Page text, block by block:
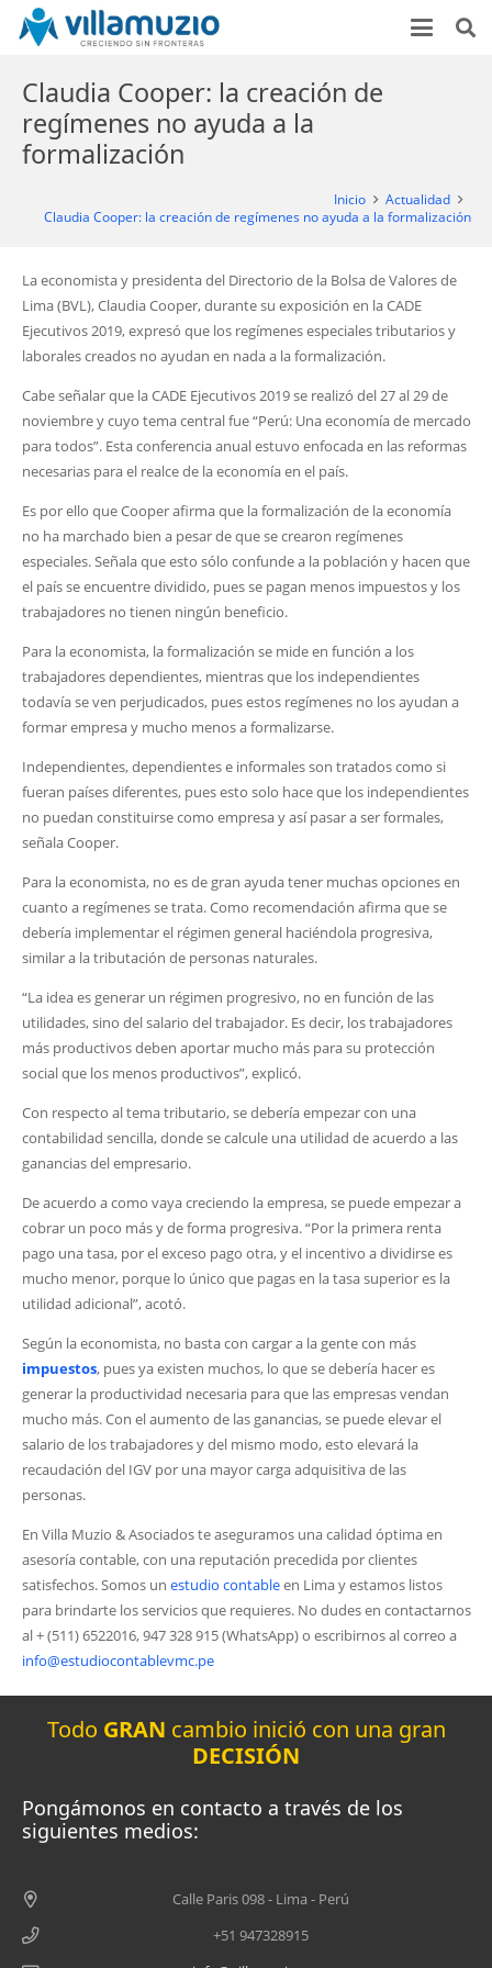
Claudia Cooper: la creación de
regímenes no ayuda a la
formalización
Inicio
Actualidad
Claudia Cooper: la creación de regímenes no ayuda a la formalización
La economista y presidenta del Directorio de la Bolsa de Valores de
Lima (BVL), Claudia Cooper, durante su exposición en la CADE
Ejecutivos 2019, expresó que los regímenes especiales tributarios y
laborales creados no ayudan en nada a la formalización.
Cabe señalar que la CADE Ejecutivos 2019 se realizó del 27 al 29 de
noviembre y cuyo tema central fue “Perú: Una economía de mercado
para todos”. Esta conferencia anual estuvo enfocada en las reformas
necesarias para el realce de la economía en el país.
Es por ello que Cooper afirma que la formalización de la economía
no ha marchado bien a pesar de que se crearon regímenes
especiales. Señala que esto sólo confunde a la población y hacen que
el país se encuentre dividido, pues se pagan menos impuestos y los
trabajadores no tienen ningún beneficio.
Para la economista, la formalización se mide en función a los
trabajadores dependientes, mientras que los independientes
todavía se ven perjudicados, pues estos regímenes no los ayudan a
formar empresa y mucho menos a formalizarse.
Independientes, dependientes e informales son tratados como si
fueran países diferentes, pues esto solo hace que los independientes
no puedan constituirse como empresa y así pasar a ser formales,
señala Cooper.
Para la economista, no es de gran ayuda tener muchas opciones en
cuanto a regímenes se trata. Como recomendación afirma que se
debería implementar el régimen general haciéndola progresiva,
similar a la tributación de personas naturales.
“La idea es generar un régimen progresivo, no en función de las
utilidades, sino del salario del trabajador. Es decir, los trabajadores
más productivos deben aportar mucho más para su protección
social que los menos productivos”, explicó.
Con respecto al tema tributario, se debería empezar con una
contabilidad sencilla, donde se calcule una utilidad de acuerdo a las
ganancias del empresario.
De acuerdo a como vaya creciendo la empresa, se puede empezar a
cobrar un poco más y de forma progresiva. “Por la primera renta
pago una tasa, por el exceso pago otra, y el incentivo a dividirse es
mucho menor, porque lo único que pagas en la tasa superior es la
utilidad adicional”, acotó.
Según la economista, no basta con cargar a la gente con más
impuestos, pues ya existen muchos, lo que se debería hacer es
generar la productividad necesaria para que las empresas vendan
mucho más. Con el aumento de las ganancias, se puede elevar el
salario de los trabajadores y del mismo modo, esto elevará la
recaudación del IGV por una mayor carga adquisitiva de las
personas.
En Villa Muzio & Asociados te aseguramos una calidad óptima en
asesoría contable, con una reputación precedida por clientes
satisfechos. Somos un estudio contableen Lima y estamos listos
para brindarte los servicios que requieres. No dudes en contactarnos
al + (511) 6522016, 947 328 915 (WhatsApp) o escribirnos al correo a
info@estudiocontablevmc.pe
Todo GRAN cambio inició con una gran
DECISIÓN
Pongámonos en contacto a través de los
siguientes medios:
Calle Paris 098 - Lima - Perú
+51 947328915